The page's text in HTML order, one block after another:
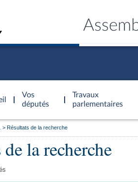
Vos
députés
Travaux
parlementaires
Résultats de la recherche
la recherche